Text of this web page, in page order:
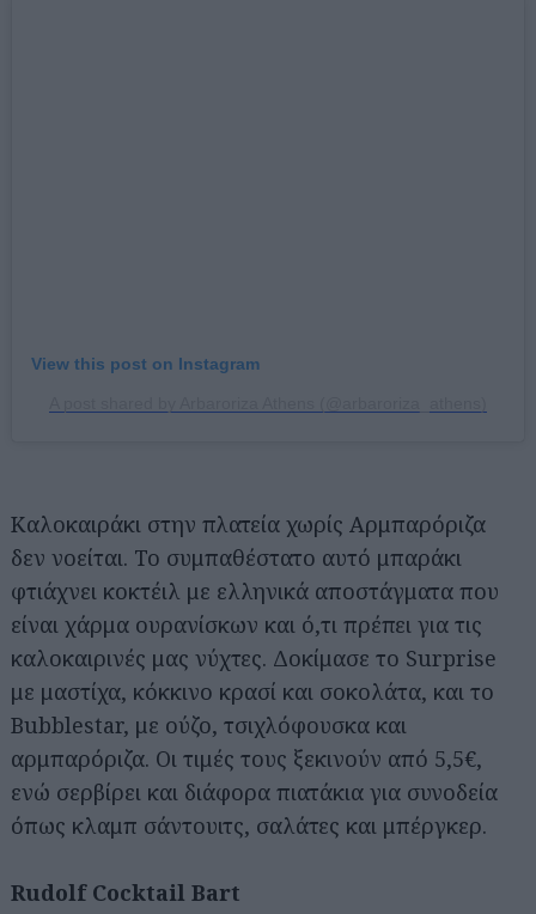
View this post on Instagram
Καλοκαιράκι στην πλατεία χωρίς Αρμπαρόριζα
δεν νοείται. Το συμπαθέστατο αυτό μπαράκι
φτιάχνει κοκτέιλ με ελληνικά αποστάγματα που
είναι χάρμα ουρανίσκων και ό,τι πρέπει για τις
καλοκαιρινές μας νύχτες. Δοκίμασε το Surprise
με μαστίχα, κόκκινο κρασί και σοκολάτα, και το
Bubblestar, με ούζο, τσιχλόφουσκα και
αρμπαρόριζα. Οι τιμές τους ξεκινούν από 5,5€,
ενώ σερβίρει και διάφορα πιατάκια για συνοδεία
όπως κλαμπ σάντουιτς, σαλάτες και μπέργκερ.
Rudolf Cocktail Bart